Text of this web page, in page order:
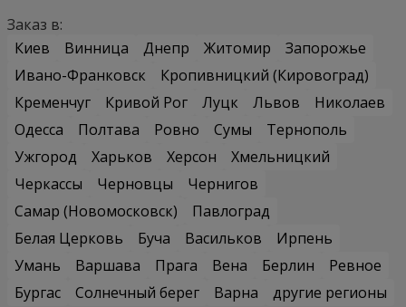
Заказ в:
Киев
Винница Днепр Житомир
Запорожье
Ивано-Франковск
Кропивницкий (Кировоград)
Кременчуг
Кривой Рог Луцк Львов
Николаев
Одесса
Полтава Ровно Сумы
Тернополь
Ужгород
Харьков Херсон
Хмельницкий
Черкассы
Черновцы
Чернигов
Самар (Новомосковск)
Павлоград
Белая Церковь
Буча Васильков
Ирпень
Умань
Варшава Прага Вена Берлин
Ревное
Бургас
Солнечный берег Варна
другие регионы